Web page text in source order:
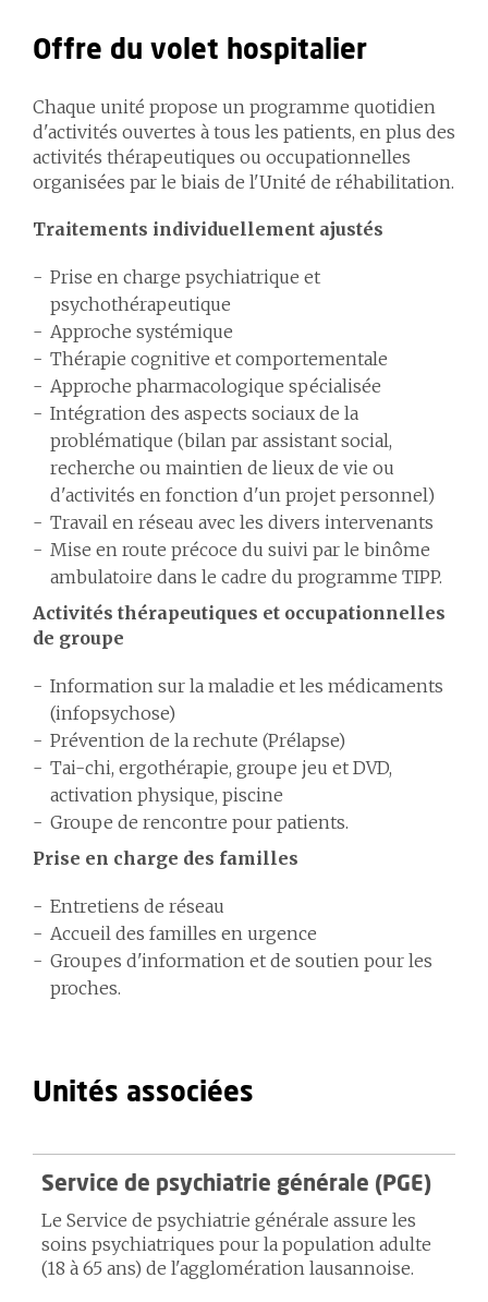
Offre du volet hospitalier
Chaque unité propose un programme quotidien
d'activités ouvertes à tous les patients, en plus des
activités thérapeutiques ou occupationnelles
organisées par le biais de l'Unité de réhabilitation.
Traitements individuellement ajustés
Prise en charge psychiatrique et
psychothérapeutique
Approche systémique
Thérapie cognitive et comportementale
Approche pharmacologique spécialisée
Intégration des aspects sociaux de la
problématique (bilan par assistant social,
recherche ou maintien de lieux de vie ou
d'activités en fonction d'un projet personnel)
Travail en réseau avec les divers intervenants
Mise en route précoce du suivi par le binôme
ambulatoire dans le cadre du programme TIPP.
Activités thérapeutiques et occupationnelles
de groupe
Information sur la maladie et les médicaments
(infopsychose)
Prévention de la rechute (Prélapse)
Tai-chi, ergothérapie, groupe jeu et DVD,
activation physique, piscine
Groupe de rencontre pour patients.
Prise en charge des familles
Entretiens de réseau
Accueil des familles en urgence
Groupes d'information et de soutien pour les
proches.
Unités associées
Service de psychiatrie générale (PGE)
Le Service de psychiatrie générale assure les
soins psychiatriques pour la population adulte
(18 à 65 ans) de l'agglomération lausannoise.